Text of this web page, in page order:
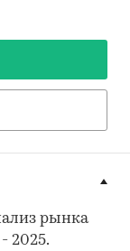
рынка
2025.